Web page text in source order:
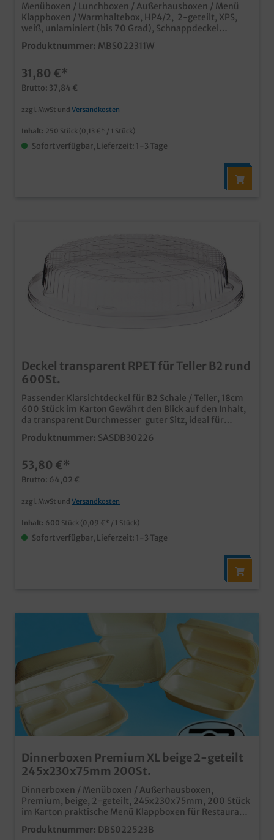
Menüboxen / Lunchboxen / Außerhausboxen / Menü
Klappboxen / Warmhaltebox, HP4/2, 2-geteilt, XPS,
weiß, unlaminiert (bis 70 Grad), Schnappdeckel
240x200x80mm, 250 Stück im Karton praktische
Transportbox für Speisen und Menüs ideal für den
Lieferservice günstige und praktikable Lösung für den
Speisentransport in verschiedenen Unterteilungen
erhältlichaus XPS Material, welches aktuell nicht vom
EU Kunststoffverbot betroffen ist
Produktnummer: MBS022311W
31,80 €*
Brutto: 37,84 €
zzgl. MwSt und Versandkosten
Inhalt: 250 Stück (0,13 €* / 1 Stück)
Sofort verfügbar, Lieferzeit: 1-3 Tage
Deckel transparent RPET für Teller B2 rund
600St.
Passender Klarsichtdeckel für B2 Schale / Teller, 18cm
600 Stück im Karton Gewährt den Blick auf den Inhalt,
da transparent Durchmesser guter Sitz, ideal für
Außerhausverkauf und Lieferservice passend für
Schaumstoff- und auch Bio Bagasse Variante der
bereits aus recyceltem Kunststoff hergestellt
Produktnummer: SASDB30226
53,80 €*
Brutto: 64,02 €
zzgl. MwSt und Versandkosten
Inhalt: 600 Stück (0,09 €* / 1 Stück)
Sofort verfügbar, Lieferzeit: 1-3 Tage
Dinnerboxen Premium XL beige 2-geteilt
245x230x75mm 200St.
Dinnerboxen / Menüboxen / Außerhausboxen,
Premium, beige, 2-geteilt, 245x230x75mm, 200 Stück
im Karton praktische Menü Klappboxen für Restaurant,
Imbiss und Lieferservice laminierte Premiumvariante,
auch für heiße fettige Produkte optimale große
Produktnummer: DBS022523B